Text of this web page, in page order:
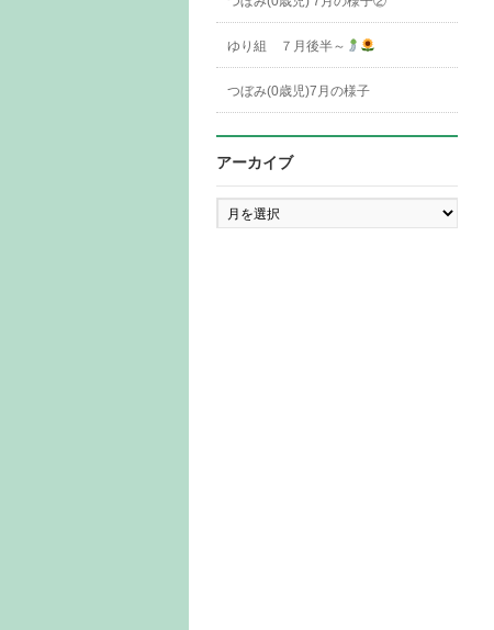
ゆり組 ７月後半～
つぼみ(0歳児)7月の様子
アーカイブ
ア
ー